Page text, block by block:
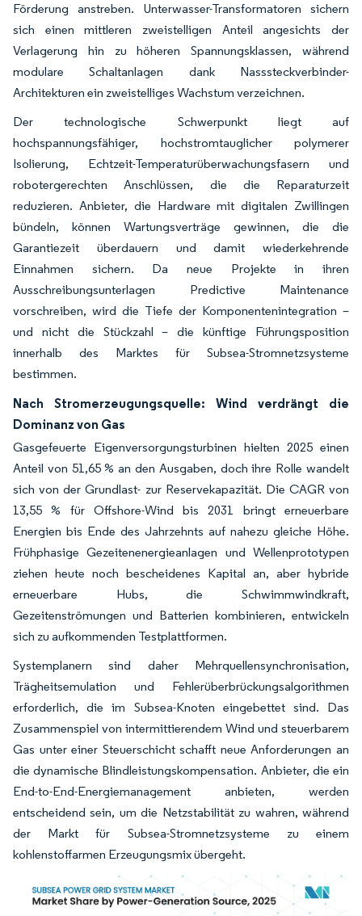
Förderung anstreben. Unterwasser-Transformatoren sichern
sich einen mittleren zweistelligen Anteil angesichts der
Verlagerung hin zu höheren Spannungsklassen, während
modulare Schaltanlagen dank Nasssteckverbinder-
Architekturen ein zweistelliges Wachstum verzeichnen.
Der technologische Schwerpunkt liegt auf
hochspannungsfähiger, hochstromtauglicher polymerer
Isolierung, Echtzeit-Temperaturüberwachungsfasern und
robotergerechten Anschlüssen, die die Reparaturzeit
reduzieren. Anbieter, die Hardware mit digitalen Zwillingen
bündeln, können Wartungsverträge gewinnen, die die
Garantiezeit überdauern und damit wiederkehrende
Einnahmen sichern. Da neue Projekte in ihren
Ausschreibungsunterlagen Predictive Maintenance
vorschreiben, wird die Tiefe der Komponentenintegration –
und nicht die Stückzahl – die künftige Führungsposition
innerhalb des Marktes für Subsea-Stromnetzsysteme
bestimmen.
Nach Stromerzeugungsquelle: Wind verdrängt die
Dominanz von Gas
Gasgefeuerte Eigenversorgungsturbinen hielten 2025 einen
Anteil von 51,65 % an den Ausgaben, doch ihre Rolle wandelt
sich von der Grundlast- zur Reservekapazität. Die CAGR von
13,55 % für Offshore-Wind bis 2031 bringt erneuerbare
Energien bis Ende des Jahrzehnts auf nahezu gleiche Höhe.
Frühphasige Gezeitenenergieanlagen und Wellenprototypen
ziehen heute noch bescheidenes Kapital an, aber hybride
erneuerbare Hubs, die Schwimmwindkraft,
Gezeitenströmungen und Batterien kombinieren, entwickeln
sich zu aufkommenden Testplattformen.
Systemplanern sind daher Mehrquellensynchronisation,
Trägheitsemulation und Fehlerüberbrückungsalgorithmen
erforderlich, die im Subsea-Knoten eingebettet sind. Das
Zusammenspiel von intermittierendem Wind und steuerbarem
Gas unter einer Steuerschicht schafft neue Anforderungen an
die dynamische Blindleistungskompensation. Anbieter, die ein
End-to-End-Energiemanagement anbieten, werden
entscheidend sein, um die Netzstabilität zu wahren, während
der Markt für Subsea-Stromnetzsysteme zu einem
kohlenstoffarmen Erzeugungsmix übergeht.